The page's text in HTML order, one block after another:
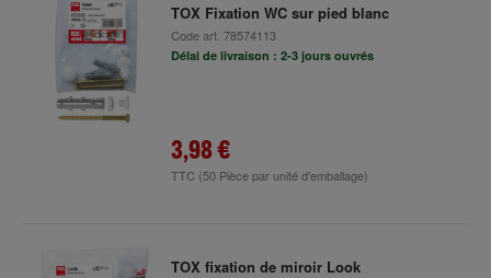
TOX Fixation WC sur pied blanc
Code art. 78574113
Délai de livraison : 2-3 jours ouvrés
3,98 €
TTC (50 Pièce par unité d'emballage)
TOX fixation de miroir Look